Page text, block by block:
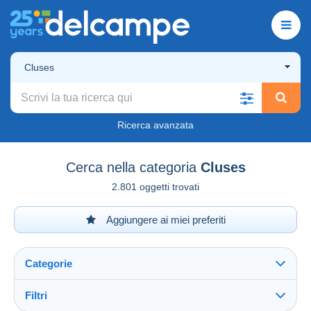
Cluses
Ricerca avanzata
Cerca nella categoria Cluses
2.801 oggetti trovati
Aggiungere ai miei preferiti
Categorie
Filtri